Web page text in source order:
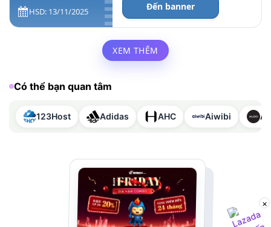
HSD: 13/11/2025 Đến banner
XEM THÊM
Có thể bạn quan tâm
123Host Adidas AHC Aiwibi
×